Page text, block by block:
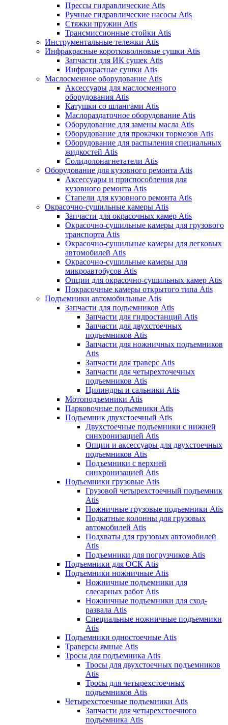
Прессы гидравлические Atis
Ручные гидравлические насосы Atis
Стяжки пружин Atis
Трансмиссионные стойки Atis
Инструментальные тележки Atis
Инфракрасные коротковолновые сушки Atis
Запчасти для ИК сушек Atis
Инфракрасные сушки Atis
Маслосменное оборудование Atis
Аксессуары для маслосменного
оборудования Atis
Катушки со шлангами Atis
Маслораздаточное оборудование Atis
Оборудование для замены масла Atis
Оборудование для прокачки тормозов Atis
Оборудование для распыления специальных
жидкостей Atis
Солидолонагнетатели Atis
Оборудование для кузовного ремонта Atis
Аксессуары и приспособления для
кузовного ремонта Atis
Стапели для кузовного ремонта Atis
Окрасочно-сушильные камеры Atis
Запчасти для окрасочных камер Atis
Окрасочно-сушильные камеры для грузового
транспорта Atis
Окрасочно-сушильные камеры для легковых
автомобилей Atis
Окрасочно-сушильные камеры для
микроавтобусов Atis
Опции для окрасочно-сушильных камер Atis
Покрасочные камеры открытого типа Atis
Подъемники автомобильные Atis
Запчасти для подъемников Atis
Запчасти для гидростанций Atis
Запчасти для двухстоечных
подъемников Atis
Запчасти для ножничных подъемников
Atis
Запчасти для траверс Atis
Запчасти для четырехточечных
подъемников Atis
Цилиндры и сальники Atis
Мотоподъемники Atis
Парковочные подъемники Atis
Подъемник двухстоечный Atis
Двухстоечные подъемники с нижней
синхронизацией Atis
Опции и аксессуары для двухстоечных
подъемников Atis
Подъемники с верхней
синхронизацией Atis
Подъемники грузовые Atis
Грузовой четырехстоечный подъемник
Atis
Ножничные грузовые подъемники Atis
Подкатные колонны для грузовых
автомобилей Atis
Подхваты для грузовых автомобилей
Atis
Подъемники для погрузчиков Atis
Подъемники для ОСК Atis
Подъемники ножничные Atis
Ножничные подъемники для
слесарных работ Atis
Ножничные подъемники для сход-
развала Atis
Специальные ножничные подъемники
Atis
Подъемники одностоечные Atis
Траверсы ямные Atis
Тросы для подъемника Atis
Тросы для двухстоечных подъемников
Atis
Тросы для четырехстоечных
подъемников Atis
Четырехстоечные подъемники Atis
Запчасти для четырехстоечного
подъемника Atis